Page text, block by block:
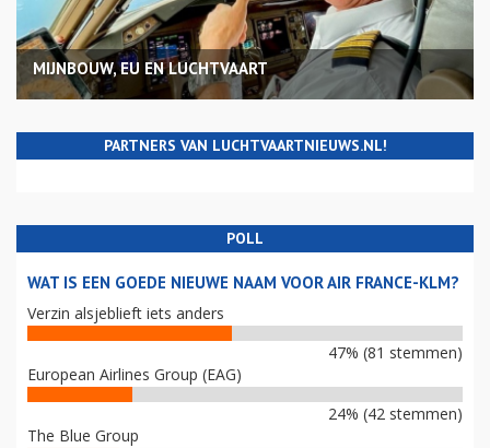
MIJNBOUW, EU EN LUCHTVAART
PARTNERS VAN LUCHTVAARTNIEUWS.NL!
POLL
WAT IS EEN GOEDE NIEUWE NAAM VOOR AIR FRANCE-KLM?
Verzin alsjeblieft iets anders
47% (81 stemmen)
European Airlines Group (EAG)
24% (42 stemmen)
The Blue Group